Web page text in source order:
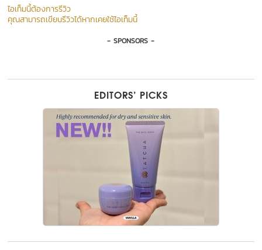
ไอเท็มนี้ต้องการรีวิว
คุณสามารถเขียนรีวิวได้หากเคยใช้ไอเท็มนี้
- SPONSORS -
EDITORS’ PICKS